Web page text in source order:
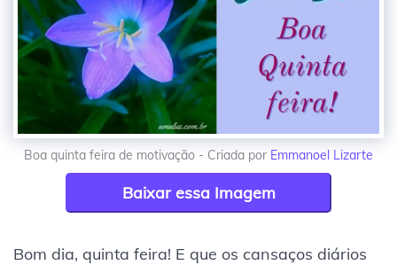
Boa quinta feira de motivação - Criada por Emmanoel Lizarte
Baixar essa Imagem
Bom dia, quinta feira! E que os cansaços diários